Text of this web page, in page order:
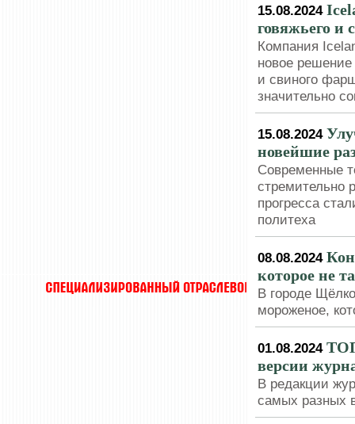
15.08.2024
говяжьего и
Компания
новое решение
и свиного
значительно
15.08.2024
новейшие
Современные
стремительно
прогресса
политеха
08.08.2024
которое не
В городе
мороженое,
01.08.2024
версии
В редакции
самых разных